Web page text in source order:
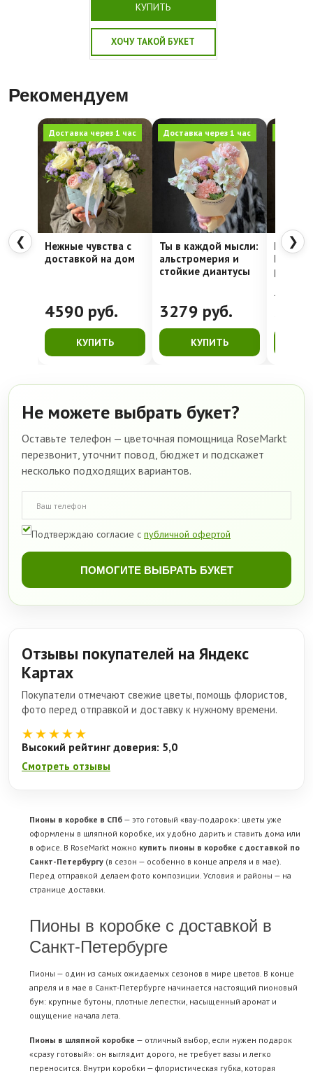
КУПИТЬ
ХОЧУ ТАКОЙ БУКЕТ
Рекомендуем
❮
Доставка через 1 час
Нежные чувства с
доставкой на дом
4590 руб.
КУПИТЬ
Доставка через 1 час
Ты в каждой мысли:
альстромерия и
стойкие диантусы
3279 руб.
КУПИТЬ
Недели
4762
❯
Не можете выбрать букет?
Оставьте телефон — цветочная помощница RoseMarkt
перезвонит, уточнит повод, бюджет и подскажет
несколько подходящих вариантов.
Подтверждаю согласие с публичной офертой
ПОМОГИТЕ ВЫБРАТЬ БУКЕТ
Отзывы покупателей на Яндекс
Картах
Покупатели отмечают свежие цветы, помощь флористов,
фото перед отправкой и доставку к нужному времени.
★★★★★
Высокий рейтинг доверия: 5,0
Смотреть отзывы
Пионы в коробке в СПб — это готовый «вау-подарок»: цветы уже
оформлены в шляпной коробке, их удобно дарить и ставить дома или
в офисе. В RoseMarkt можно купить пионы в коробке с доставкой по
Санкт-Петербургу (в сезон — особенно в конце апреля и в мае).
Перед отправкой делаем фото композиции. Условия и районы — на
странице доставки.
Пионы в коробке с доставкой в
Санкт-Петербурге
Пионы — один из самых ожидаемых сезонов в мире цветов. В конце
апреля и в мае в Санкт-Петербурге начинается настоящий пионовый
бум: крупные бутоны, плотные лепестки, насыщенный аромат и
ощущение начала лета.
Пионы в шляпной коробке — отличный выбор, если нужен подарок
«сразу готовый»: он выглядит дорого, не требует вазы и легко
переносится. Внутри коробки — флористическая губка, которая